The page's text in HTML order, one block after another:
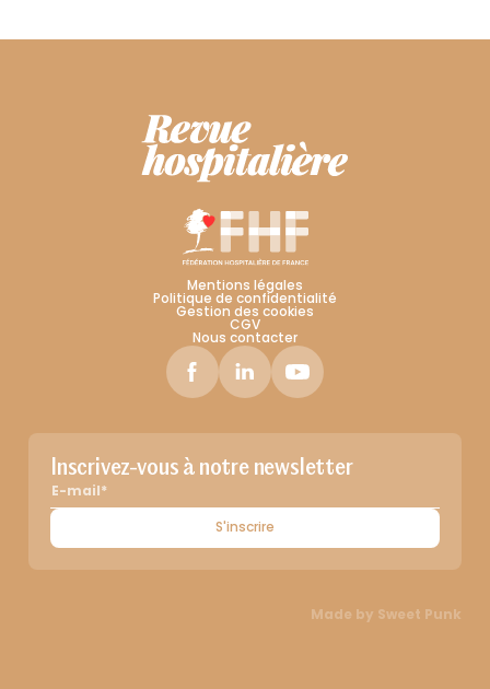
Mentions légales
Politique de confidentialité
Gestion des cookies
CGV
Nous contacter
Inscrivez-vous à notre newsletter
S'inscrire
Made by Sweet Punk